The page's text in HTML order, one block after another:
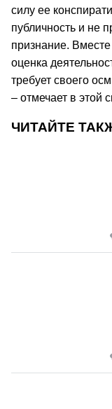
силу ее
публичность и не
признание.
оценка
требует своего
– отмечает в этой
ЧИТАЙТЕ